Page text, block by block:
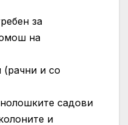
за
на
(рачни и со
садови
и